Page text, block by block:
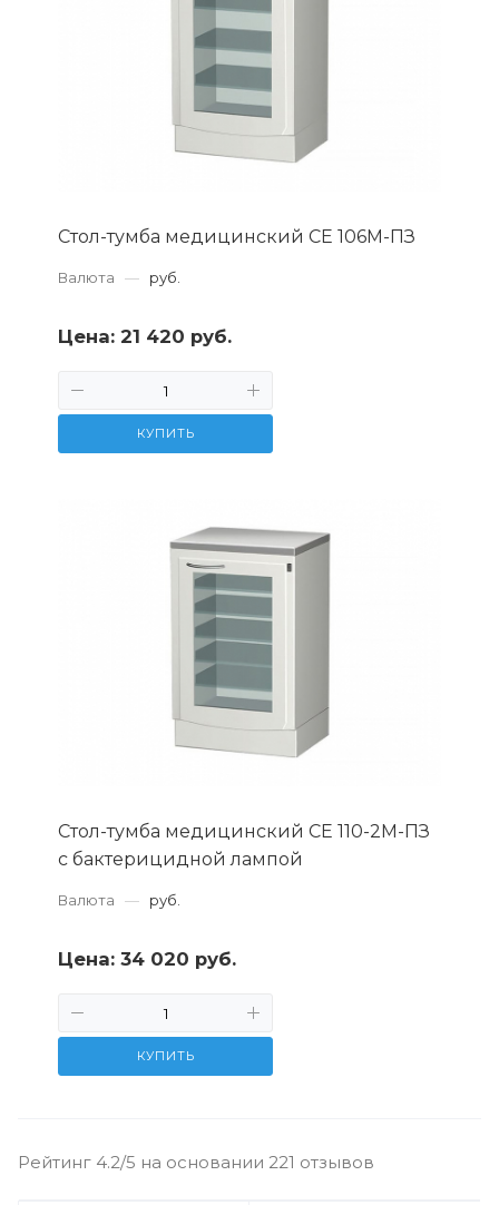
Стол-тумба медицинский СЕ 106М-ПЗ
Валюта — руб.
Цена: 21 420 руб.
КУПИТЬ
Стол-тумба медицинский СЕ 110-2М-ПЗ
с бактерицидной лампой
Валюта — руб.
Цена: 34 020 руб.
КУПИТЬ
Рейтинг 4.2/5 на основании 221 отзывов